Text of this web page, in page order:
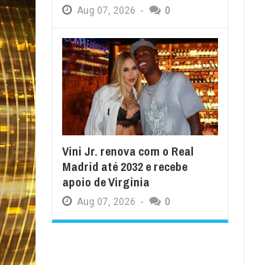
Aug 07, 2026 - 0
Vini Jr. renova com o Real
Madrid até 2032 e recebe
apoio de Virginia
Aug 07, 2026 - 0